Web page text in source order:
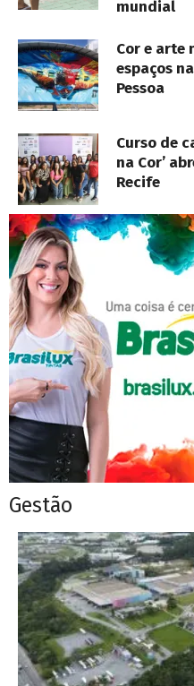
mundial
Cor e arte
espaços
Pessoa
Curso de
na Cor’
Recife
Gestão